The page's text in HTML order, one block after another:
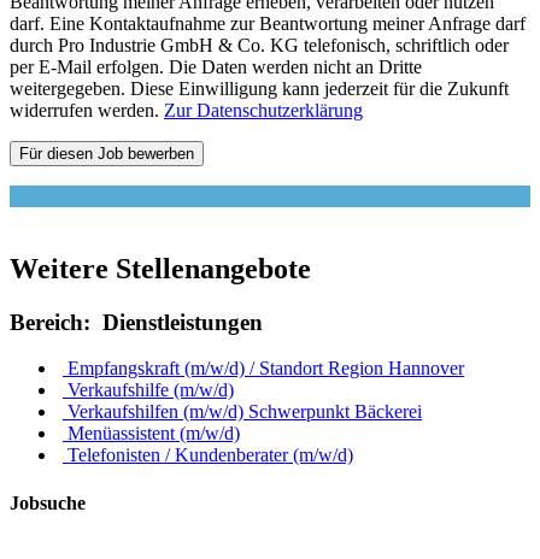
darf. Eine Kontaktaufnahme zur Beantwortung meiner Anfrage darf
durch Pro Industrie GmbH & Co. KG telefonisch, schriftlich oder
per E-Mail erfolgen. Die Daten werden nicht an Dritte
weitergegeben. Diese Einwilligung kann jederzeit für die Zukunft
widerrufen werden. Zur Datenschutzerklärung
Weitere Stellenangebote
Bereich: Dienstleistungen
Empfangskraft (m/w/d) / Standort Region Hannover
Verkaufshilfe (m/w/d)
Verkaufshilfen (m/w/d) Schwerpunkt Bäckerei
Menüassistent (m/w/d)
Telefonisten / Kundenberater (m/w/d)
Jobsuche